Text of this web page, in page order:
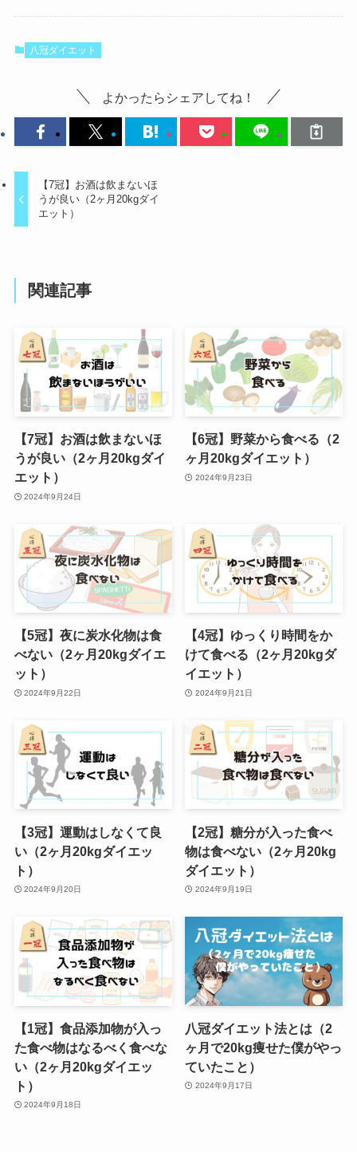
八冠ダイエット
よかったらシェアしてね！
【7冠】お酒は飲まないほ
うが良い（2ヶ月20kgダイ
エット）
関連記事
【7冠】お酒は飲まないほ
うが良い（2ヶ月20kgダイ
エット）
2024年9月24日
【6冠】野菜から食べる（2
ヶ月20kgダイエット）
2024年9月23日
【5冠】夜に炭水化物は食
べない（2ヶ月20kgダイエ
ット）
2024年9月22日
【4冠】ゆっくり時間をか
けて食べる（2ヶ月20kgダ
イエット）
2024年9月21日
【3冠】運動はしなくて良
い（2ヶ月20kgダイエッ
ト）
2024年9月20日
【2冠】糖分が入った食べ
物は食べない（2ヶ月20kg
ダイエット）
2024年9月19日
【1冠】食品添加物が入っ
た食べ物はなるべく食べな
い（2ヶ月20kgダイエッ
ト）
2024年9月18日
八冠ダイエット法とは（2
ヶ月で20kg痩せた僕がやっ
ていたこと）
2024年9月17日